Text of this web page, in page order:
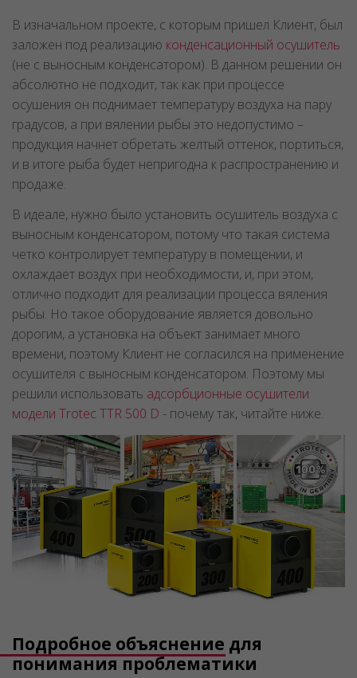
В изначальном проекте, с которым пришел Клиент, был
заложен под реализацию конденсационный осушитель
(не с выносным конденсатором). В данном решении он
абсолютно не подходит, так как при процессе
осушения он поднимает температуру воздуха на пару
градусов, а при вялении рыбы это недопустимо –
продукция начнет обретать желтый оттенок, портиться,
и в итоге рыба будет непригодна к распространению и
продаже.
В идеале, нужно было установить осушитель воздуха с
выносным конденсатором, потому что такая система
четко контролирует температуру в помещении, и
охлаждает воздух при необходимости, и, при этом,
отлично подходит для реализации процесса вяления
рыбы. Но такое оборудование является довольно
дорогим, а установка на объект занимает много
времени, поэтому Клиент не согласился на применение
осушителя с выносным конденсатором. Поэтому мы
решили использовать адсорбционные осушители
модели Trotec TTR 500 D - почему так, читайте ниже.
Подробное объяснение для
понимания проблематики